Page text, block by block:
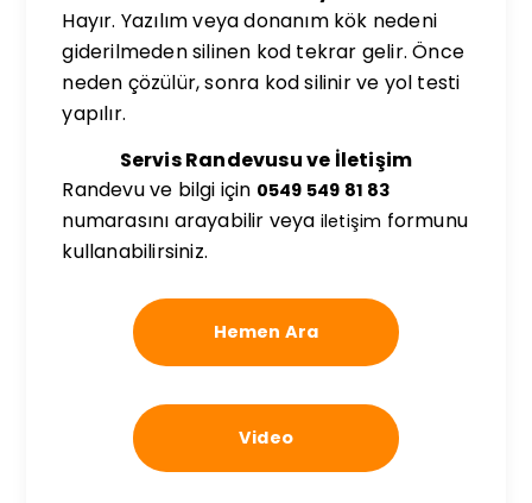
Hayır. Yazılım veya donanım kök nedeni
giderilmeden silinen kod tekrar gelir. Önce
neden çözülür, sonra kod silinir ve yol testi
yapılır.
Servis Randevusu ve İletişim
Randevu ve bilgi için 0549 549 81 83
numarasını arayabilir veya iletişim formunu
kullanabilirsiniz.
Hemen Ara
Video